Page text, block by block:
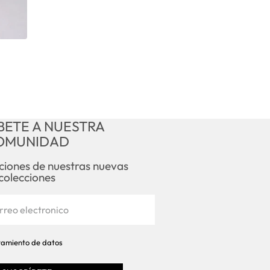
A NUESTRA
de nuestras nuevas
de datos